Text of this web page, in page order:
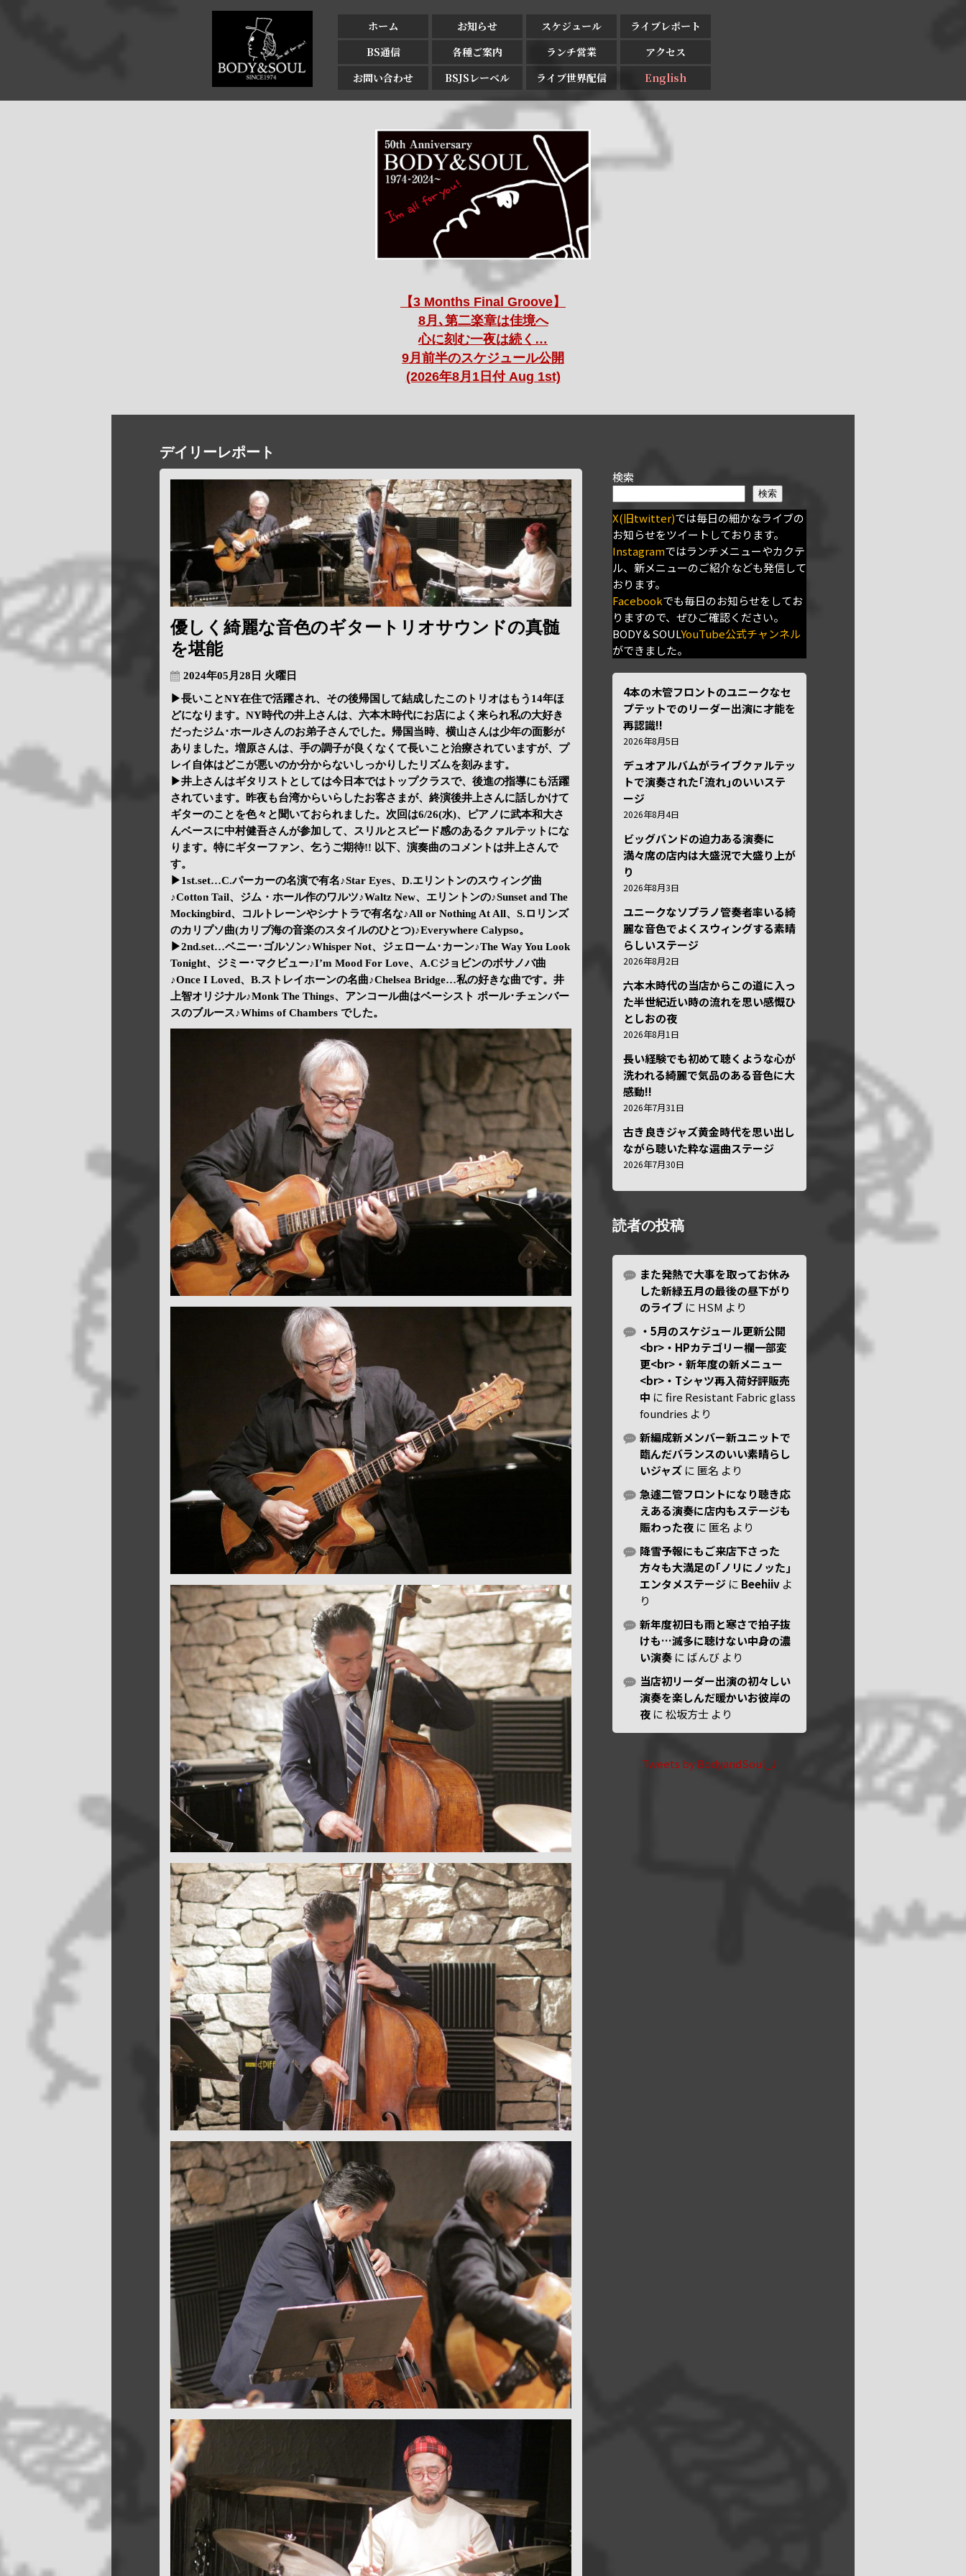
ホーム お知らせ スケジュール
ライブレポート
BS通信
各種ご案内 ランチ営業
アクセス
お問い合わせ
BSJSレーベル ライブ世界配信 English
【3 Months Final Groove】
8月､第二楽章は佳境へ
心に刻む一夜は続く…
9月前半のスケジュール公開
(2026年8月1日付 Aug 1st)
デイリーレポート
優しく綺麗な音色のギタートリオサウンドの真髄
を堪能
2024年05月28日 火曜日
▶長いことNY在住で活躍され、その後帰国して結成したこのトリオはもう14年ほ
どになります。NY時代の井上さんは、六本木時代にお店によく来られ私の大好き
だったジム･ホールさんのお弟子さんでした。帰国当時、横山さんは少年の面影が
ありました。増原さんは、手の調子が良くなくて長いこと治療されていますが、プ
レイ自体はどこが悪いのか分からないしっかりしたリズムを刻みます。
▶井上さんはギタリストとしては今日本ではトップクラスで、後進の指導にも活躍
されています。昨夜も台湾からいらしたお客さまが、終演後井上さんに話しかけて
ギターのことを色々と聞いておられました。次回は6/26(水)、ピアノに武本和大さ
んベースに中村健吾さんが参加して、スリルとスピード感のあるクァルテットにな
ります。特にギターファン、乞うご期待!! 以下、演奏曲のコメントは井上さんで
す。
▶1st.set…C.パーカーの名演で有名♪Star Eyes、D.エリントンのスウィング曲
♪Cotton Tail、ジム・ホール作のワルツ♪Waltz New、エリントンの♪Sunset and The
Mockingbird、コルトレーンやシナトラで有名な♪All or Nothing At All、S.ロリンズ
のカリプソ曲(カリブ海の音楽のスタイルのひとつ)♪Everywhere Calypso。
▶2nd.set…ベニー･ゴルソン♪Whisper Not、ジェローム･カーン♪The Way You Look
Tonight、ジミー･マクビュー♪I’m Mood For Love、A.Cジョビンのボサノバ曲
♪Once I Loved、B.ストレイホーンの名曲♪Chelsea Bridge…私の好きな曲です。井
上智オリジナル♪Monk The Things、アンコール曲はベーシスト ポール･チェンバー
スのブルース♪Whims of Chambers でした。
検索
検索
X(旧twitter)では毎日の細かなライブの
お知らせをツイートしております。
Instagramではランチメニューやカクテ
ル、新メニューのご紹介なども発信して
おります。
Facebookでも毎日のお知らせをしてお
りますので、ぜひご確認ください。
BODY＆SOULYouTube公式チャンネル
ができました。
4本の木管フロントのユニークなセ
プテットでのリーダー出演に才能を
再認識!!
2026年8月5日
デュオアルバムがライブクァルテッ
トで演奏された｢流れ｣のいいステ
ージ
2026年8月4日
ビッグバンドの迫力ある演奏に
満々席の店内は大盛況で大盛り上が
り
2026年8月3日
ユニークなソプラノ管奏者率いる綺
麗な音色でよくスウィングする素晴
らしいステージ
2026年8月2日
六本木時代の当店からこの道に入っ
た半世紀近い時の流れを思い感慨ひ
としおの夜
2026年8月1日
長い経験でも初めて聴くような心が
洗われる綺麗で気品のある音色に大
感動!!
2026年7月31日
古き良きジャズ黄金時代を思い出し
ながら聴いた粋な選曲ステージ
2026年7月30日
読者の投稿
また発熱で大事を取ってお休み
した新緑五月の最後の昼下がり
のライブ に HSM より
・5月のスケジュール更新公開
<br>・HPカテゴリー欄一部変
更<br>・新年度の新メニュー
<br>・Tシャツ再入荷好評販売
中 にfire Resistant Fabric glass
foundries より
新編成新メンバー新ユニットで
臨んだバランスのいい素晴らし
いジャズ に 匿名 より
急遽二管フロントになり聴き応
えある演奏に店内もステージも
賑わった夜 に 匿名 より
降雪予報にもご来店下さった
方々も大満足の｢ノリにノッた｣
エンタメステージ に Beehiiv よ
り
新年度初日も雨と寒さで拍子抜
けも…滅多に聴けない中身の濃
い演奏 に ばんび より
当店初リーダー出演の初々しい
演奏を楽しんだ暖かいお彼岸の
夜 に松坂方士 より
Tweets by BodyandSoul_J